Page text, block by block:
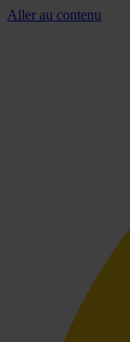
Aller au contenu